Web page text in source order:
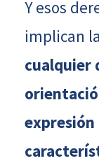
Y esos
implican la
cualquier
expresión